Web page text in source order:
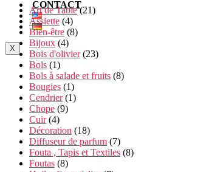
CONTACT
X
Art de Table (21)
Assiette (4)
Bien-être (8)
Bijoux (4)
Bois d'olivier (23)
Bols (1)
Bols à salade et fruits (8)
Bougies (1)
Cendrier (1)
Chope (9)
Cuir (4)
Décoration (18)
Diffuseur de parfum (7)
Fouta , Tapis et Textiles (8)
Foutas (8)